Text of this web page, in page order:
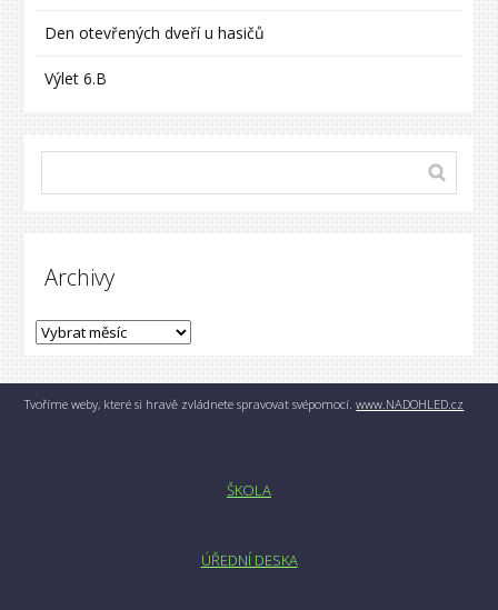
Den otevřených dveří u hasičů
Výlet 6.B
Archivy
Tvoříme weby, které si hravě zvládnete spravovat svépomocí.www.NADOHLED.cz
ŠKOLA
ÚŘEDNÍ DESKA